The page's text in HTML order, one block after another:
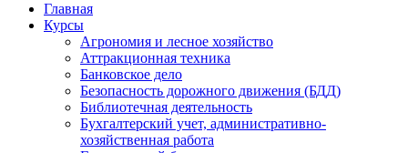
Главная
Курсы
Агрономия и лесное хозяйство
Аттракционная техника
Банковское дело
Безопасность дорожного движения (БДД)
Библиотечная деятельность
Бухгалтерский учет, административно-
хозяйственная работа